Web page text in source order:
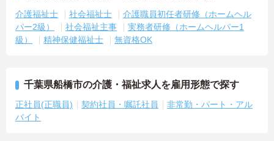
介護福祉士 社会福祉士
介護職員初任者研修（ホームヘル
パー2級）
社会福祉主事
実務者研修（ホームヘルパー1
級）
精神保健福祉士 無資格OK
千葉県船橋市の介護・福祉求人を雇用形態で探す
正社員(正職員) 契約社員・嘱託社員
非常勤・パート・アル
バイト